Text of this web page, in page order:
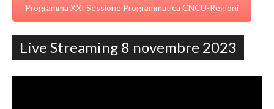
Programma XXI Sessione Programmatica CNCU-Regioni
Live Streaming 8 novembre 2023